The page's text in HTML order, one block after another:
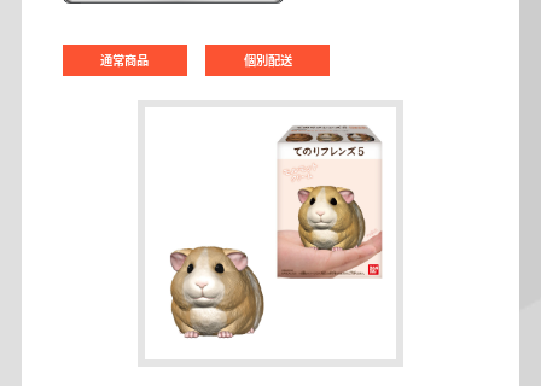
通常商品 個別配送